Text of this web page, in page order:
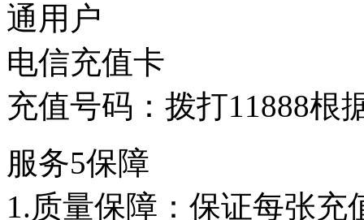
通用户
电信充值卡
充值号码：拨打11888根
服务5保障
1.质量保障：保证每张充